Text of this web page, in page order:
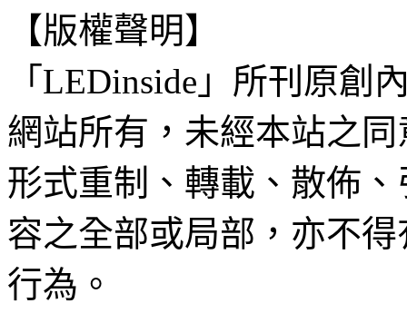
【版權聲明】
「LEDinside」所刊原創
網站所有，未經本站之
形式重制、轉載、散佈
容之全部或局部，亦不
行為。